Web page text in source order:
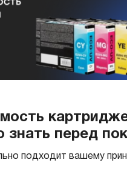
знать перед
подходит вашему